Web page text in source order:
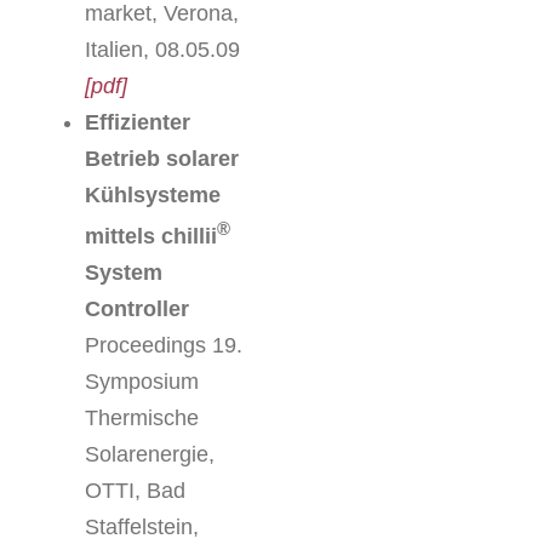
market, Verona,
Italien, 08.05.09
[pdf]
Effizienter
Betrieb solarer
Kühlsysteme
mittels chillii®
System
Controller
Proceedings 19.
Symposium
Thermische
Solarenergie,
OTTI, Bad
Staffelstein,